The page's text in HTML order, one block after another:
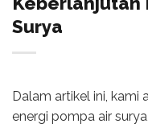
Surya
Dalam artikel ini, kami
energi pompa air